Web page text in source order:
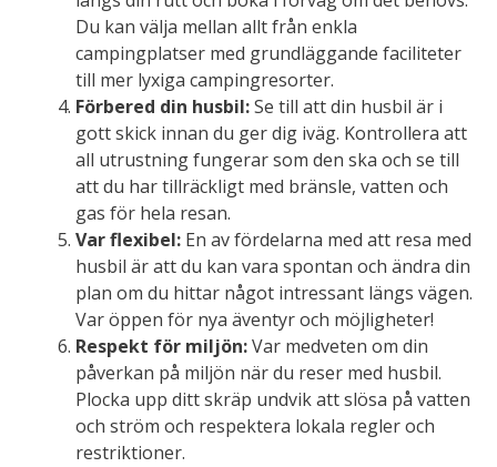
Du kan välja mellan allt från enkla
campingplatser med grundläggande faciliteter
till mer lyxiga campingresorter.
Förbered din husbil:Se till att din husbil är i
gott skick innan du ger dig iväg. Kontrollera att
all utrustning fungerar som den ska och se till
att du har tillräckligt med bränsle, vatten och
gas för hela resan.
Var flexibel: En av fördelarna med att resa med
husbil är att du kan vara spontan och ändra din
plan om du hittar något intressant längs vägen.
Var öppen för nya äventyr och möjligheter!
Respekt för miljön:Var medveten om din
påverkan på miljön när du reser med husbil.
Plocka upp ditt skräp undvik att slösa på vatten
och ström och respektera lokala regler och
restriktioner.